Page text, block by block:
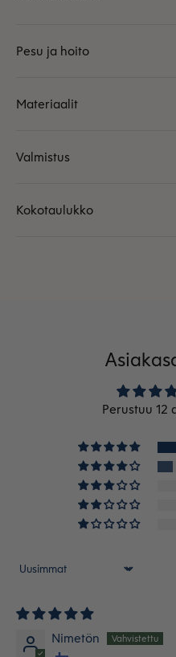
Pesu ja hoito
Materiaalit
Valmistus
Kokotaulukko
Perustuu 12
Sort by
Nimetön